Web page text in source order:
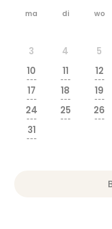
ma di wo
3
4 5
10
---
11
---
12
---
17
---
18
---
19
---
24
---
25
---
26
---
31
---